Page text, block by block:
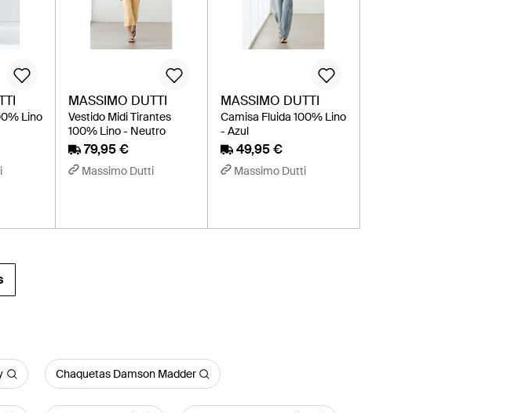
Lino
MASSIMO DUTTI
Vestido Midi Tirantes
100% Lino - Neutro
79,95 €
Massimo Dutti
MASSIMO DUTTI
Camisa Fluida 100% Lino
- Azul
49,95 €
Massimo Dutti
Chaquetas Damson Madder